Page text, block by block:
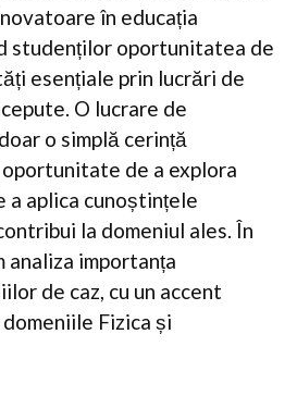
în educația
studenților oportunitatea de
esențiale prin lucrări de
O lucrare de
o simplă cerință
de a explora
a aplica cunoștințele
la domeniul ales. În
analiza importanța
de caz, cu un accent
Fizica și